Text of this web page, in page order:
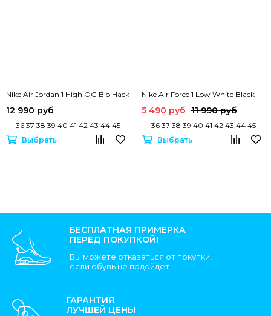
Nike Air Jordan 1 High OG Bio Hack
12 990 руб
36 37 38 39 40 41 42 43 44 45
Выбрать
Nike Air Force 1 Low White Black
5 490 руб 11 990 руб
36 37 38 39 40 41 42 43 44 45
Выбрать
БЕСПЛАТНАЯ ПРИМЕРКА
ПЕРЕД ПОКУПКОЙ!
Вы можете отказаться от покупки,
если обувь не подойдёт
ГАРАНТИЯ
ЛУЧШЕЙ ЦЕНЫ